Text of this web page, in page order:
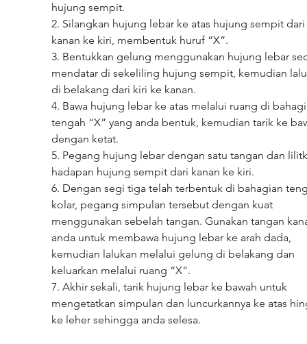
hujung sempit.
2. Silangkan hujung lebar ke atas hujung sempit dari
kanan ke kiri, membentuk huruf “X”.
3. Bentukkan gelung menggunakan hujung lebar
mendatar di sekeliling hujung sempit, kemudian
di belakang dari kiri ke kanan.
4. Bawa hujung lebar ke atas melalui ruang di
tengah “X” yang anda bentuk, kemudian tarik ke
dengan ketat.
5. Pegang hujung lebar dengan satu tangan dan
hadapan hujung sempit dari kanan ke kiri.
6. Dengan segi tiga telah terbentuk di bahagian
kolar, pegang simpulan tersebut dengan kuat
menggunakan sebelah tangan. Gunakan tangan
anda untuk membawa hujung lebar ke arah dada,
kemudian lalukan melalui gelung di belakang dan
keluarkan melalui ruang “X”.
7. Akhir sekali, tarik hujung lebar ke bawah untuk
mengetatkan simpulan dan luncurkannya ke atas
ke leher sehingga anda selesa.